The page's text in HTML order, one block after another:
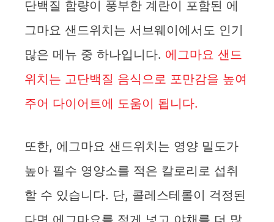
단백질 함량이 풍부한 계란이 포함된 에
그마요 샌드위치는 서브웨이에서도 인기
많은 메뉴 중 하나입니다. 에그마요 샌드
위치는 고단백질 음식으로 포만감을 높여
주어 다이어트에 도움이 됩니다.
또한, 에그마요 샌드위치는 영양 밀도가
높아 필수 영양소를 적은 칼로리로 섭취
할 수 있습니다. 단, 콜레스테롤이 걱정된